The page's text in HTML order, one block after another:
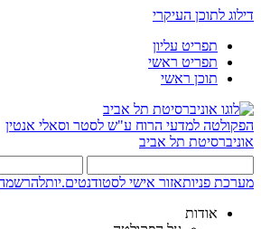
דילוג לתוכן העיקרי
תפריט עליון
תפריט ראשי
תוכן ראשי
הפקולטה למדעי הרוח ע"ש לסטר וסאלי אנטין
אוניברסיטת תל אביב
מערכת פניותאזור אישי לסטודנטים.יות
אודות